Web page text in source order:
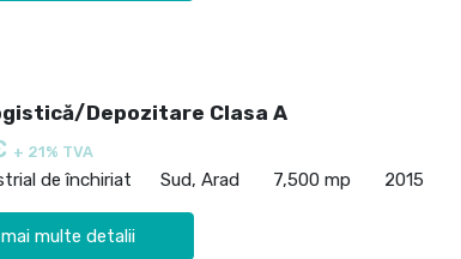
Depozitare Clasa A
+ 21% TVA
de închiriat Sud, Arad 7,500 mp 2015
multe detalii